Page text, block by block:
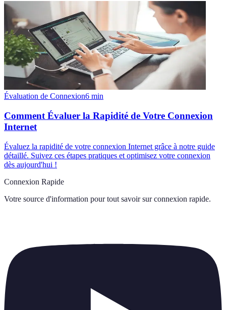
Évaluation de Connexion6 min
Comment Évaluer la Rapidité de Votre Connexion
Internet
Évaluez la rapidité de votre connexion Internet grâce à notre guide
détaillé. Suivez ces étapes pratiques et optimisez votre connexion
dès aujourd'hui !
Connexion Rapide
Votre source d'information pour tout savoir sur connexion rapide.